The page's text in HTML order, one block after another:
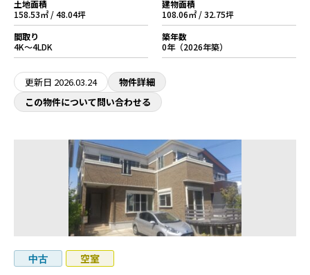
土地面積
158.53㎡ / 48.04坪
建物面積
108.06㎡ / 32.75坪
間取り
4K～4LDK
築年数
0年（2026年築）
更新日 2026.03.24
物件詳細
この物件について問い合わせる
中古 空室